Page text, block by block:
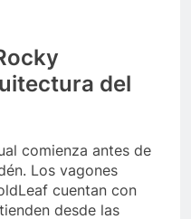
del
comienza antes de
Los vagones
cuentan con
desde las